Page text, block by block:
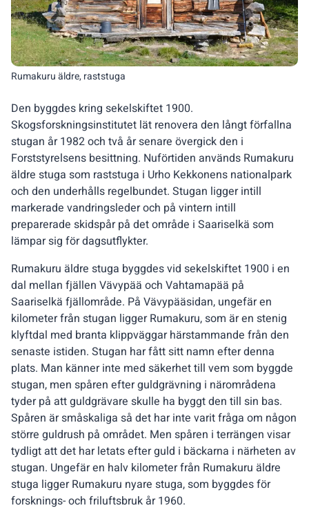
Den byggdes kring sekelskiftet 1900.
Skogsforskningsinstitutet lät renovera den långt förfallna
stugan år 1982 och två år senare övergick den i
Forststyrelsens besittning. Nuförtiden används Rumakuru
äldre stuga som raststuga i Urho Kekkonens nationalpark
och den underhålls regelbundet. Stugan ligger intill
markerade vandringsleder och på vintern intill
preparerade skidspår på det område i Saariselkä som
lämpar sig för dagsutflykter.
Rumakuru äldre stuga byggdes vid sekelskiftet 1900 i en
dal mellan fjällen Vävypää och Vahtamapää på
Saariselkä fjällområde. På Vävypääsidan, ungefär en
kilometer från stugan ligger Rumakuru, som är en stenig
klyftdal med branta klippväggar härstammande från den
senaste istiden. Stugan har fått sitt namn efter denna
plats. Man känner inte med säkerhet till vem som byggde
stugan, men spåren efter guldgrävning i närområdena
tyder på att guldgrävare skulle ha byggt den till sin bas.
Spåren är småskaliga så det har inte varit fråga om någon
större guldrush på området. Men spåren i terrängen visar
tydligt att det har letats efter guld i bäckarna i närheten av
stugan. Ungefär en halv kilometer från Rumakuru äldre
stuga ligger Rumakuru nyare stuga, som byggdes för
forsknings- och friluftsbruk år 1960.
Rumakuru äldre, raststuga